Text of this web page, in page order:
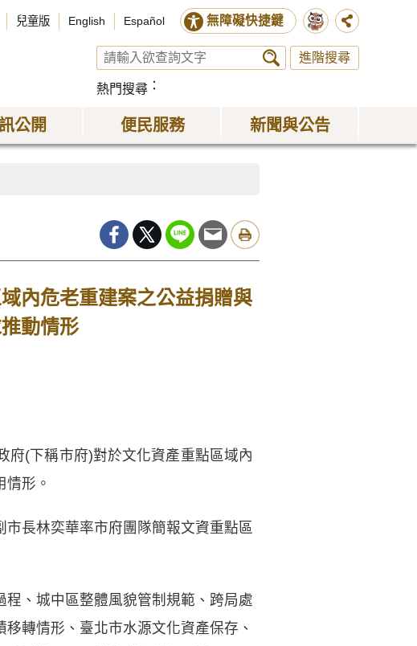
兒童版 English Español 無障礙快捷鍵
進階搜尋
熱門搜尋
公開 便民服務 新聞與公告
內危老重建案之公益捐贈與
動情形
府(下稱市府)對於文化資產重點區域內
形。
長林奕華率市府團隊簡報文資重點區
、城中區整體風貌管制規範、跨局處
轉情形、臺北市水源文化資產保存、